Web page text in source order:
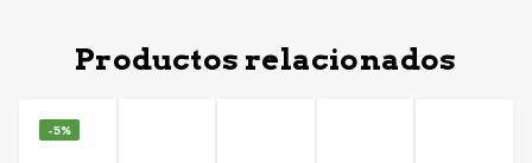
Productos relacionados
-5%